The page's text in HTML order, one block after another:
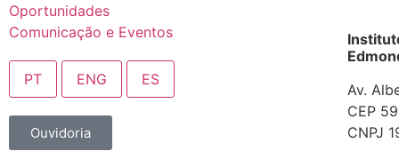
Oportunidades
Comunicação e Eventos
PT ENG ES
Ouvidoria
Av.
CEP
CNPJ